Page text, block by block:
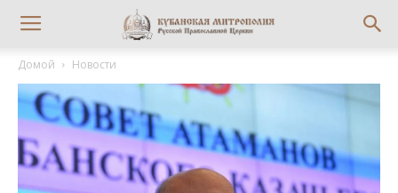
Домой Новости